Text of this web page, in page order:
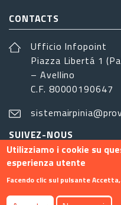
CONTACTS
Ufficio Infopoint
Piazza Libertá 1
– Avellino
C.F. 80000190647
SUIVEZ-NOUS
Utilizziamo i cookie su
esperienza utente
Facendo clic sul pulsante